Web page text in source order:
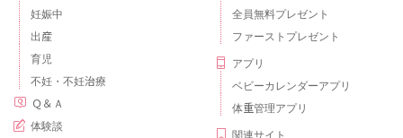
妊娠中
出産
育児
不妊・不妊治療
Ｑ＆Ａ
体験談
全員無料プレゼント
ファーストプレゼント
アプリ
ベビーカレンダーアプリ
体重管理アプリ
関連サイト